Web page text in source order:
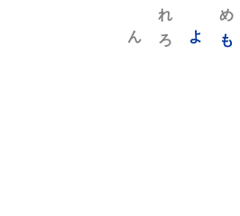
め
も
よ
れ
ろ
ん